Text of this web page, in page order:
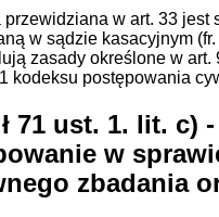
przewidziana w art. 33 jest
w sądzie kasacyjnym
zasady określone w art.
kodeksu postępowania
71 ust. 1. lit. c) -
w
zbadania